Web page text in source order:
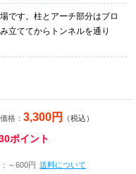
です。柱とアーチ部分はブロ
立ててからトンネルを通り
格：3,300円 （税込）
ポイント
～600円 送料について